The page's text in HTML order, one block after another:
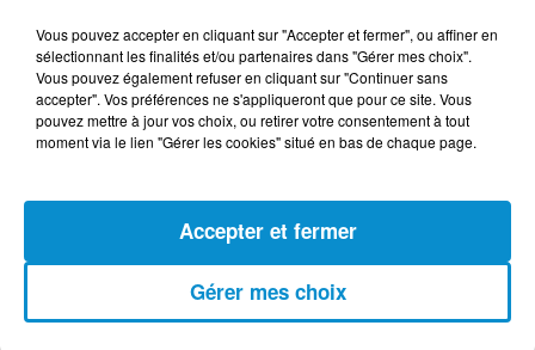
23 juillet 2026
Les Zinformés - 23/07/26
Vous pouvez accepter en cliquant sur "Accepter et fermer", ou affiner en
sélectionnant les finalités et/ou partenaires dans "Gérer mes choix".
Vous pouvez également refuser en cliquant sur "Continuer sans
accepter". Vos préférences ne s'appliqueront que pour ce site. Vous
pouvez mettre à jour vos choix, ou retirer votre consentement à tout
moment via le lien "Gérer les cookies" situé en bas de chaque page.
Gérer mes choix
Accepter et fermer